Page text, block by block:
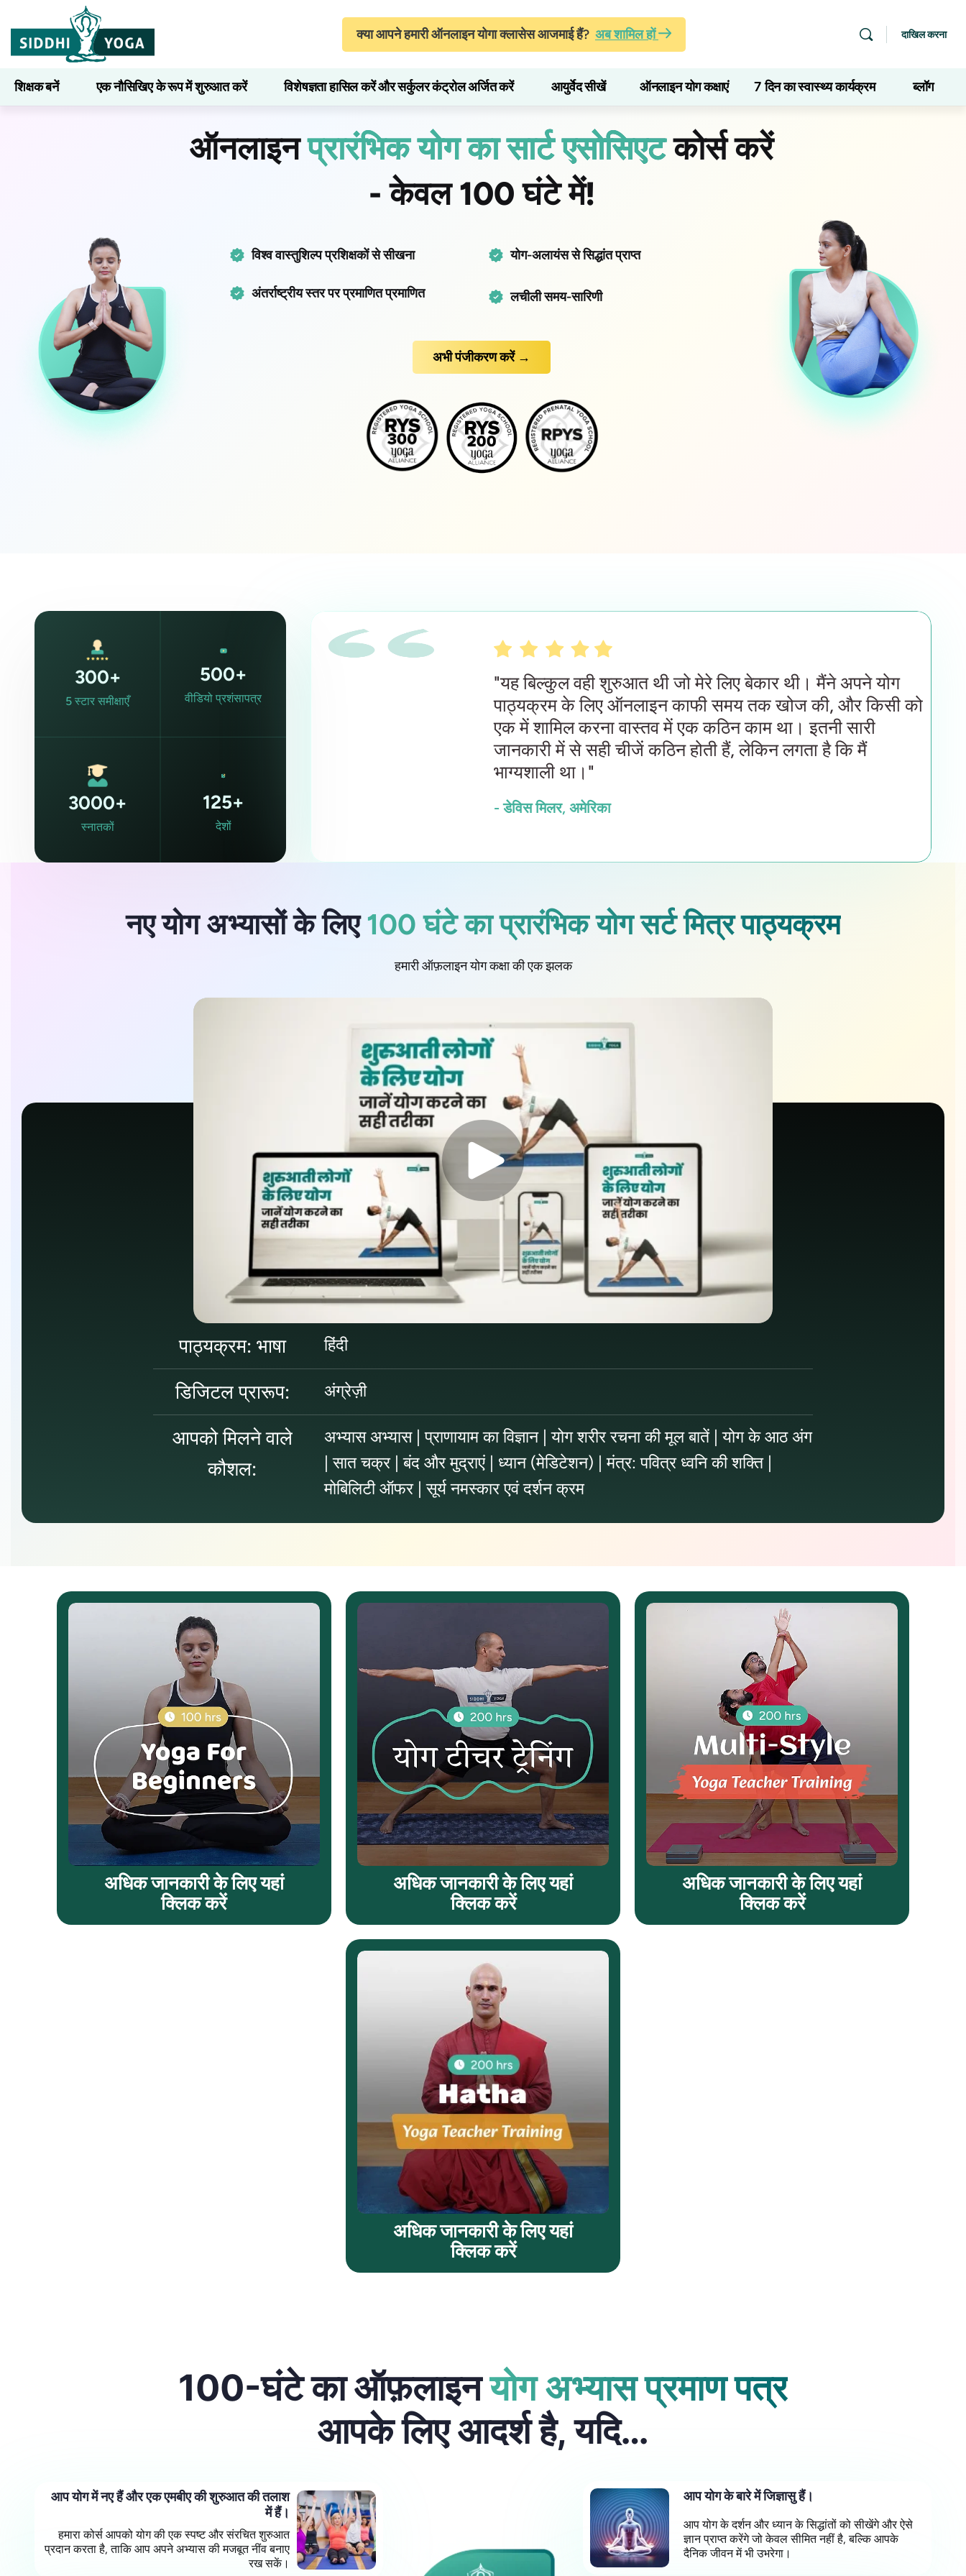
क्या आपने हमारी ऑनलाइन योगा क्लासेस आजमाई हैं? अब शामिल हों दाखिल करना
शिक्षक बनें एक नौसिखिए के रूप में शुरुआत करें विशेषज्ञता हासिल करें और सर्कुलर कंट्रोल अर्जित करें आयुर्वेद सीखें ऑनलाइन योग कक्षाएं 7 दिन का स्वास्थ्य कार्यक्रम ब्लॉग
ऑनलाइनप्रारंभिक योग का सार्ट एसोसिएटकोर्स करें
- केवल 100 घंटे में!
विश्व वास्तुशिल्प प्रशिक्षकों से सीखना योग-अलायंस से सिद्धांत प्राप्त
अंतर्राष्ट्रीय स्तर पर प्रमाणित प्रमाणित लचीली समय-सारिणी
अभी पंजीकरण करें →
300+
5 स्टार समीक्षाएँ
500+
वीडियो प्रशंसापत्र
3000+
स्नातकों
125+
देशों
"यह बिल्कुल वही शुरुआत थी जो मेरे लिए बेकार थी। मैंने अपने योग
पाठ्यक्रम के लिए ऑनलाइन काफी समय तक खोज की, और किसी को
एक में शामिल करना वास्तव में एक कठिन काम था। इतनी सारी
जानकारी में से सही चीजें कठिन होती हैं, लेकिन लगता है कि मैं
भाग्यशाली था।"
- डेविस मिलर, अमेरिका
नए योग अभ्यासों के लिए100 घंटे का प्रारंभिक योग सर्ट मित्र पाठ्यक्रम
हमारी ऑफ़लाइन योग कक्षा की एक झलक
पाठ्यक्रम: भाषा हिंदी
डिजिटल प्रारूप: अंग्रेज़ी
आपको मिलने वाले
कौशल:
अभ्यास अभ्यास | प्राणायाम का विज्ञान | योग शरीर रचना की मूल बातें | योग के आठ अंग
| सात चक्र | बंद और मुद्राएं | ध्यान (मेडिटेशन) | मंत्र: पवित्र ध्वनि की शक्ति |
मोबिलिटी ऑफर | सूर्य नमस्कार एवं दर्शन क्रम
अधिक जानकारी के लिए यहां
क्लिक करें
अधिक जानकारी के लिए यहां
क्लिक करें
अधिक जानकारी के लिए यहां
क्लिक करें
अधिक जानकारी के लिए यहां
क्लिक करें
100-घंटे का ऑफ़लाइनयोग अभ्यास प्रमाण पत्र
आपके लिए आदर्श है, यदि…
आप योग में नए हैं और एक एमबीए की शुरुआत की तलाश
में हैं।
हमारा कोर्स आपको योग की एक स्पष्ट और संरचित शुरुआत
प्रदान करता है, ताकि आप अपने अभ्यास की मजबूत नींव बनाए
रख सकें।
आप योग के बारे में जिज्ञासु हैं।
आप योग के दर्शन और ध्यान के सिद्धांतों को सीखेंगे और ऐसे
ज्ञान प्राप्त करेंगे जो केवल सीमित नहीं है, बल्कि आपके
दैनिक जीवन में भी उभरेगा।